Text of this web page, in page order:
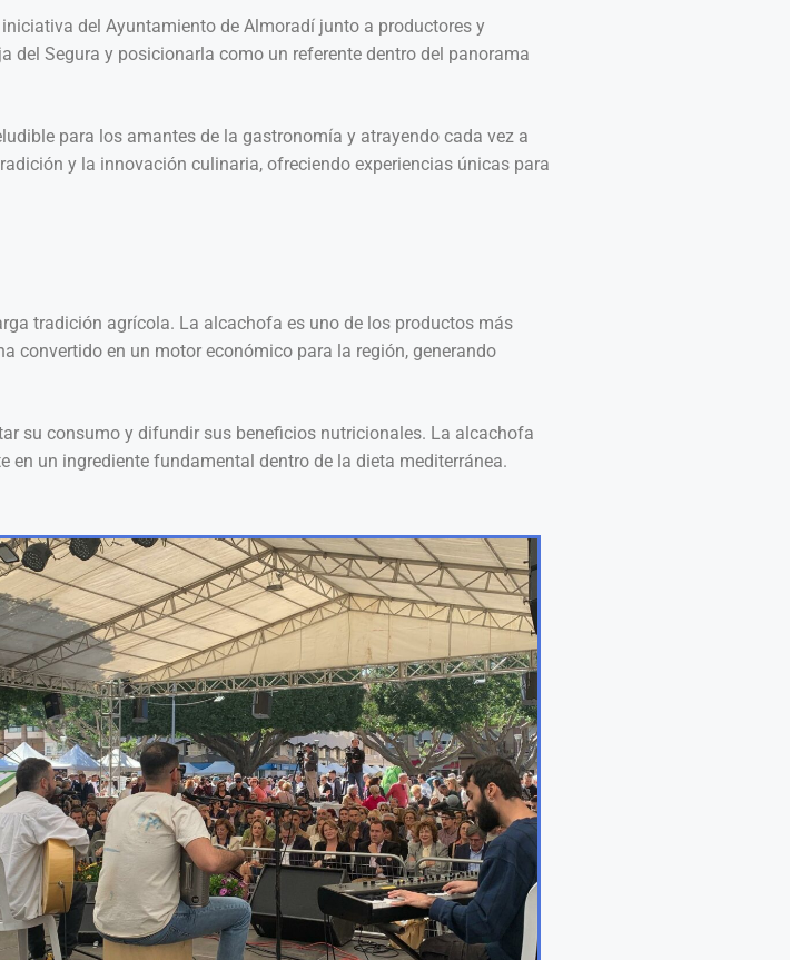
del Ayuntamiento de Almoradí junto a productores y
Segura y posicionarla como un referente dentro del panorama
para los amantes de la gastronomía y atrayendo cada vez a
y la innovación culinaria, ofreciendo experiencias únicas para
tradición agrícola. La alcachofa es uno de los productos más
convertido en un motor económico para la región, generando
su consumo y difundir sus beneficios nutricionales. La alcachofa
un ingrediente fundamental dentro de la dieta mediterránea.